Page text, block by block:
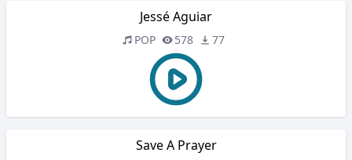
Jessé Aguiar
POP 578 77
Save A Prayer